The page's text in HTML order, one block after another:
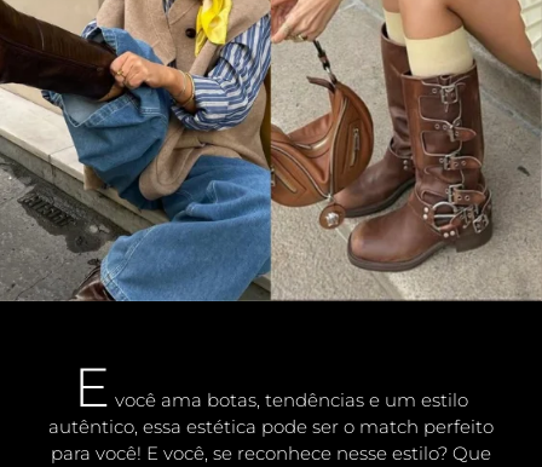
E você ama botas, tendências e um estilo
autêntico, essa estética pode ser o match perfeito
para você! E você, se reconhece nesse estilo? Que